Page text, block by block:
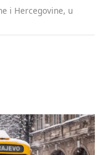
i Hercegovine, u